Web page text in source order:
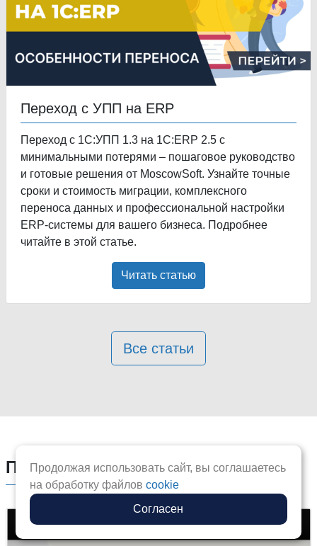
Переход с УПП на ERP
Переход с 1С:УПП 1.3 на 1С:ERP 2.5 с
минимальными потерями – пошаговое руководство
и готовые решения от MoscowSoft. Узнайте точные
сроки и стоимость миграции, комплексного
переноса данных и профессиональной настройки
ERP-системы для вашего бизнеса. Подробнее
читайте в этой статье.
Читать статью
Все статьи
Полезные видео по 1С
Продолжая использовать сайт, вы соглашаетесь
на обработку файловcookie
Согласен